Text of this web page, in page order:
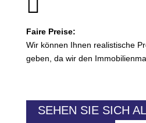
Faire Preise:
Wir können Ihnen realistische
geben, da wir den
SEHEN SIE SICH